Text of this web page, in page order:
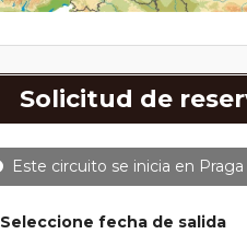
Solicitud de
Este circuito se inicia en Praga
Seleccione fecha de salida